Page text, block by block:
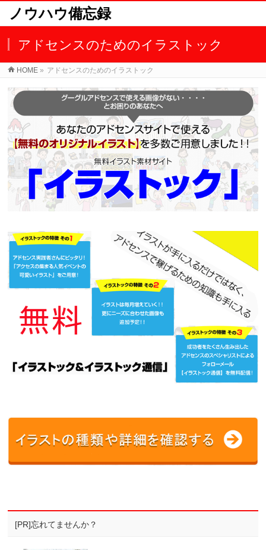
ノウハウ備忘録
アドセンスのためのイラストック
HOME » アドセンスのためのイラストック
[PR]忘れてませんか？